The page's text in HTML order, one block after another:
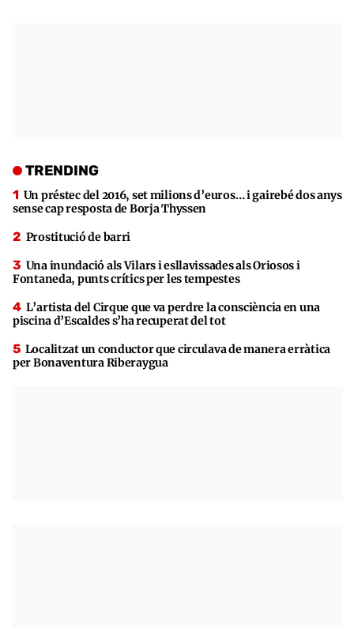
TRENDING
Un préstec del 2016, set milions d’euros… i gairebé dos anys
sense cap resposta de Borja Thyssen
Prostitució de barri
Una inundació als Vilars i esllavissades als Oriosos i
Fontaneda, punts crítics per les tempestes
L’artista del Cirque que va perdre la consciència en una
piscina d’Escaldes s’ha recuperat del tot
Localitzat un conductor que circulava de manera erràtica
per Bonaventura Riberaygua